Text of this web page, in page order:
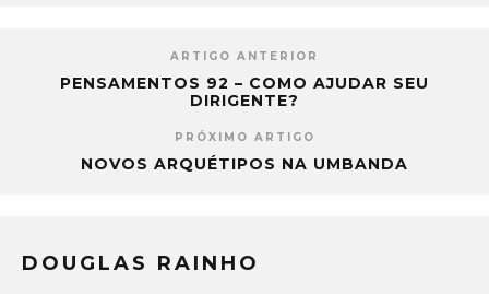
ARTIGO ANTERIOR
PENSAMENTOS 92 – COMO AJUDAR SEU
DIRIGENTE?
PRÓXIMO ARTIGO
NOVOS ARQUÉTIPOS NA UMBANDA
DOUGLAS RAINHO